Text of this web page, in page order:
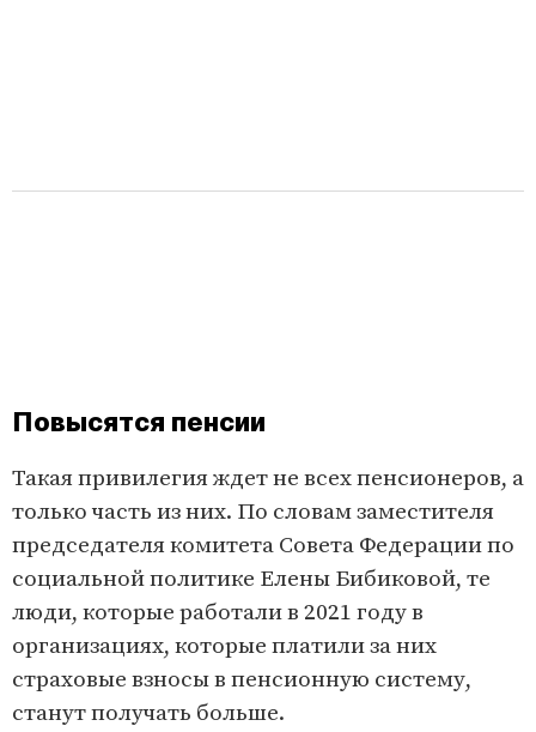
Повысятся пенсии
Такая привилегия ждет не всех пенсионеров, а
только часть из них. По словам заместителя
председателя комитета Совета Федерации по
социальной политике Елены Бибиковой, те
люди, которые работали в 2021 году в
организациях, которые платили за них
страховые взносы в пенсионную систему,
станут получать больше.